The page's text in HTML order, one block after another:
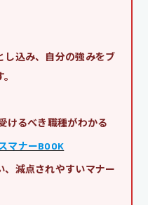
し込み、自分の強みをブ
けるべき職種がわかる
マナーBOOK
、減点されやすいマナー